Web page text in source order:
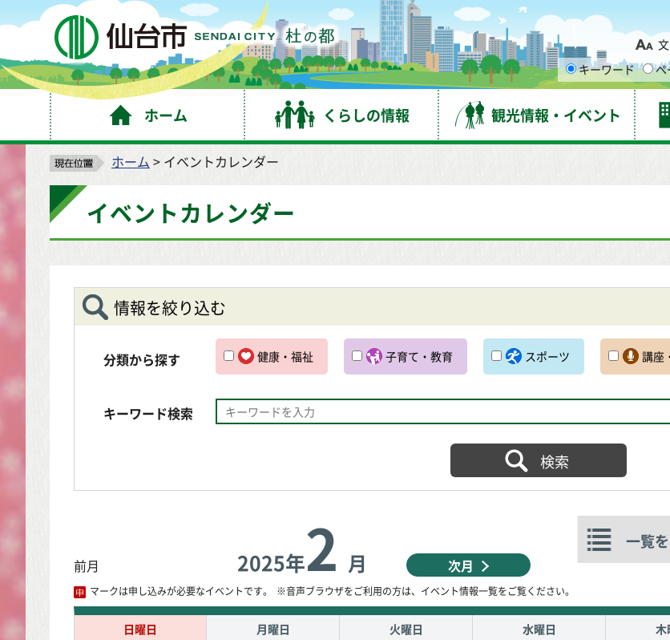
仙台市
キーワード
ペ
ホーム くらしの情報 観光情報・イベント
ホーム > イベントカレンダー
イベントカレンダー
情報を絞り込む
分類から探す 健康・福祉 子育て・教育 スポーツ 講座
キーワード検索
前月 2025年2 月 次月
マークは申し込みが必要なイベントです。 ※音声ブラウザをご利用の方は、イベント情報一覧をご覧ください。
一覧
日曜日 月曜日 火曜日 水曜日 木